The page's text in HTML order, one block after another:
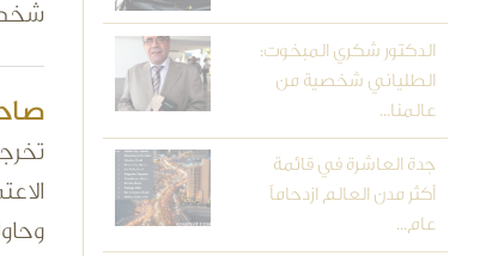
الدكتور شكري المبخوت:
الطلياني شخصية من
عالمنا...
جدة العاشرة في قائمة
أكثر مدن العالم ازدحاماً
عام...